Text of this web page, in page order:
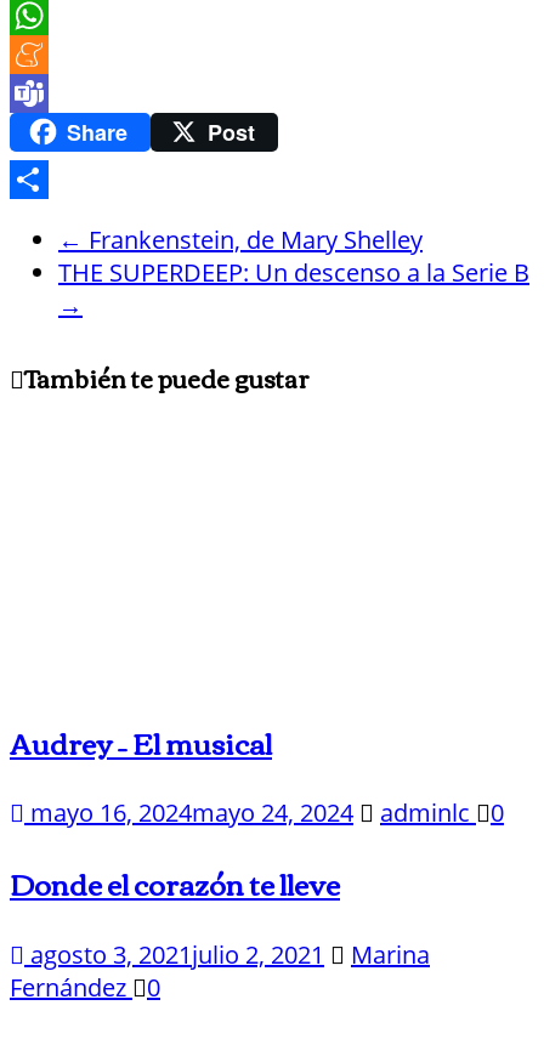
Pinterest
WhatsApp
Meneame
TeamsShare Post
← Frankenstein, de Mary Shelley
THE SUPERDEEP: Un descenso a la Serie B
→
También te puede gustar
Audrey – El musical
mayo 16, 2024mayo 24, 2024 adminlc 0
Donde el corazón te lleve
agosto 3, 2021julio 2, 2021
Marina
Fernández
0